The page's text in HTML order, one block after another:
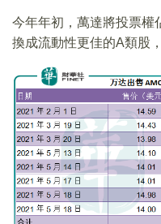
今年年初，萬達將投票權
換成流動性更佳的A類股